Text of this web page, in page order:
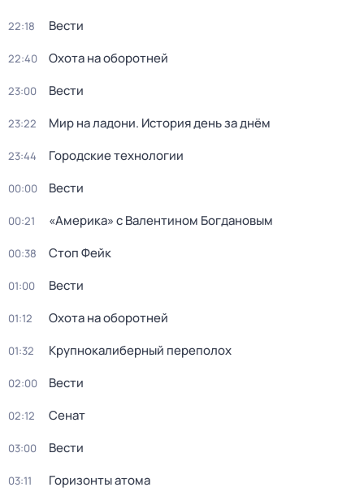
22:18 Вести
22:40 Охота на оборотней
23:00 Вести
23:22 Мир на ладони. История день за днём
23:44 Городские технологии
00:00 Вести
00:21 «Америка» с Валентином Богдановым
00:38 Стоп Фейк
01:00 Вести
01:12 Охота на оборотней
01:32 Крупнокалиберный переполох
02:00 Вести
02:12 Сенат
03:00 Вести
03:11 Горизонты атома